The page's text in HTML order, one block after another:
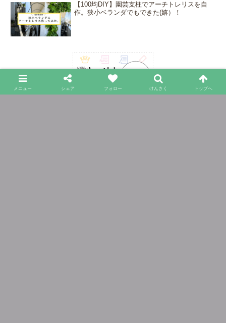
【100均DIY】園芸支柱でアーチトレリスを自
作。狭小ベランダでもできた(嬉）！
メニュー シェア フォロー けんさく トップへ